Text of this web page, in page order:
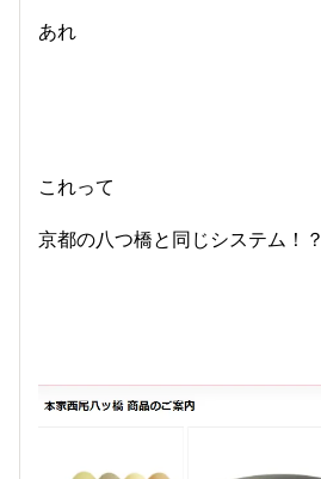
あれ
これって
京都の八つ橋と同じシステム！？